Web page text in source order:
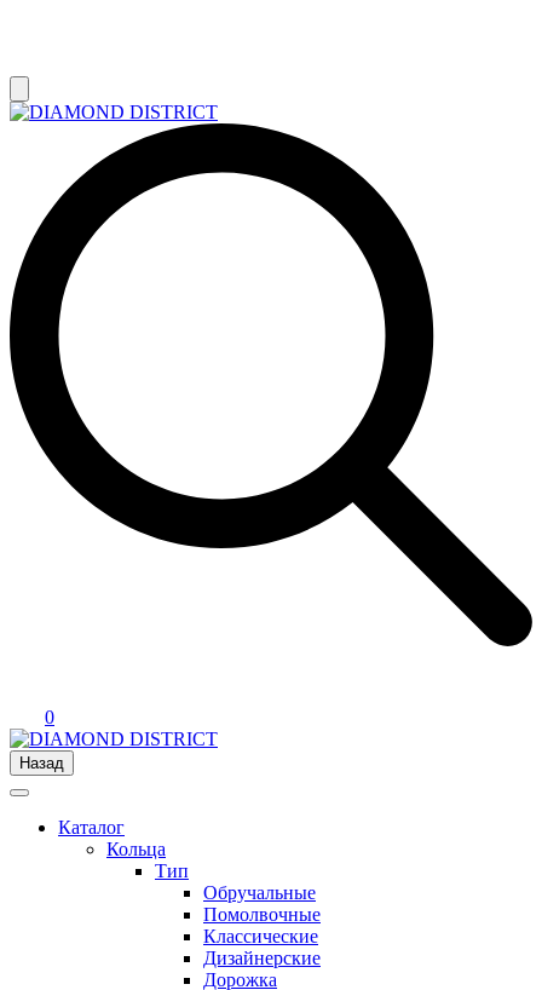
0
Назад
Каталог
Кольца
Тип
Обручальные
Помолвочные
Классические
Дизайнерские
Дорожка